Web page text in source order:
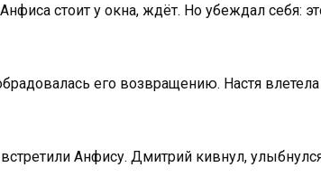
стоит у окна, ждёт. Но убеждал себя:
его возвращению. Настя
Анфису. Дмитрий кивнул,